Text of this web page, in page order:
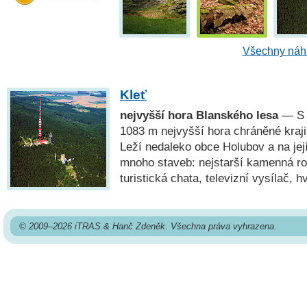
Všechny
Kleť
nejvyšší hora Blanského lesa— S
1083 m nejvyšší hora chráněné
Leží nedaleko obce Holubov a na
mnoho staveb: nejstarší kamenná
turistická chata, televizní vysílač,
© 2009–2026 iTRAS & Hanč Zdeněk. Všechna práva vyhrazena.